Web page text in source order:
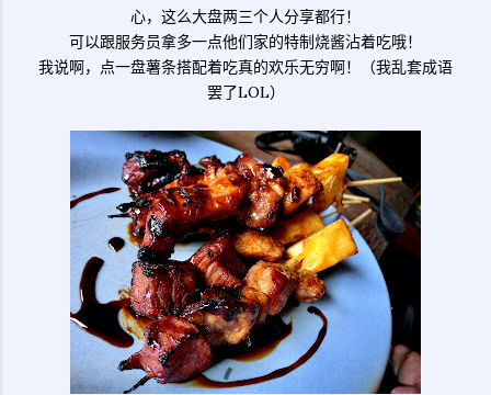
心，这么大盘两三个人分享都行！
可以跟服务员拿多一点他们家的特制烧酱沾着吃哦！
我说啊，点一盘薯条搭配着吃真的欢乐无穷啊！（我乱套成语
罢了LOL）